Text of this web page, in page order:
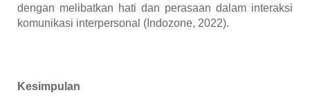
dengan melibatkan hati dan perasaan dalam interaksi
komunikasi interpersonal (Indozone, 2022).
Kesimpulan